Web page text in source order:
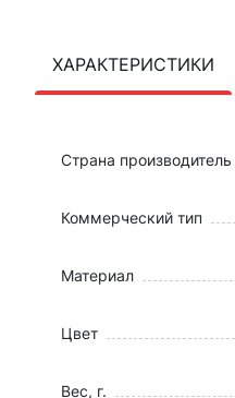
ХАРАКТЕРИСТИКИ
Страна производитель
Коммерческий тип
Материал
Цвет
Вес, г.